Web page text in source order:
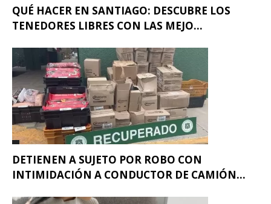
QUÉ HACER EN SANTIAGO: DESCUBRE LOS
TENEDORES LIBRES CON LAS MEJO...
DETIENEN A SUJETO POR ROBO CON
INTIMIDACIÓN A CONDUCTOR DE CAMIÓN...